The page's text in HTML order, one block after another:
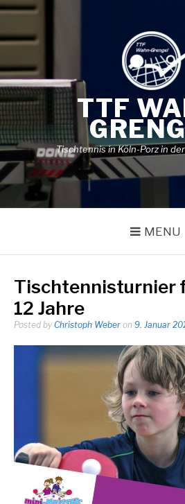
Skip
content
TTF
Tischtennis in Köln-Porz in
MENU
Tischtennisturnier
12 Jahre
Posted by Christoph Weber on 9. Januar